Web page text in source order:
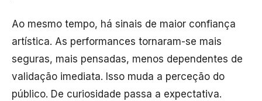
Ao mesmo tempo, há sinais de maior confiança
artística. As performances tornaram-se mais
seguras, mais pensadas, menos dependentes de
validação imediata. Isso muda a perceção do
público. De curiosidade passa a expectativa.